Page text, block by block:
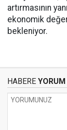
artırmasının
ekonomik
bekleniyor.
HABERE